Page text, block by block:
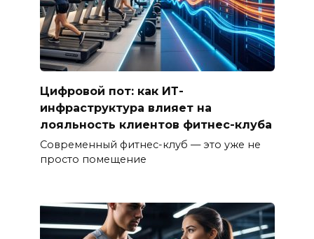
Цифровой пот: как ИТ-
инфраструктура влияет на
лояльность клиентов фитнес-клуба
Современный фитнес-клуб — это уже не
просто помещение